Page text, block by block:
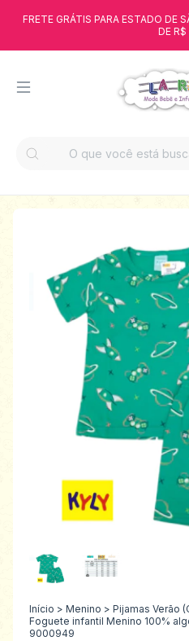
FRETE GRÁTIS PARA ESTADO DE
DE R$
Início > Menino > Pijamas Verão
Foguete infantil Menino 100%
9000949